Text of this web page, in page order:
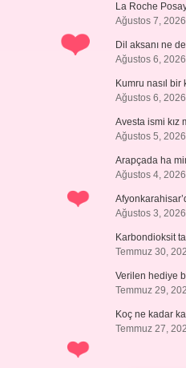
La Roche
Ağustos 7, 2026
Dil aksanı ne
Ağustos 6, 2026
Kumru nasıl bir
Ağustos 6, 2026
Avesta ismi kız
Ağustos 5, 2026
Arapçada ha
Ağustos 4, 2026
Ağustos 3, 2026
Karbondioksit
Temmuz 30,
Verilen hediye
Temmuz 29,
Koç ne kadar
Temmuz 27,